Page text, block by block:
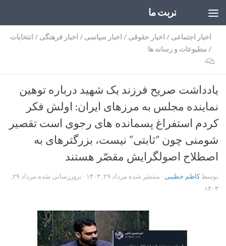
تربت ما
اخبار اجتماعی / اخبار حقوقی / اخبار سیاسی / اخبار فرهنگی / انتخابات
/ مطبوعات و رسانه ها
۰
یادداشت صریح فرزند یک شهید درباره توهین
نماینده مجلس به مرزهای ایران: اولش فکر
کردم استفراغ پسمانده های رجوی است تقصیر
شومنی چون “ثابتی” نیست، بزرگترهای به
اصطلاح اصولگرایش مقصّر هستند
توسطکاظم خطیبی · منتشر شده مرداد ۲۹, ۱۴۰۳ · بروزرسانی شده
مرداد ۲۹,
۱۴۰۳